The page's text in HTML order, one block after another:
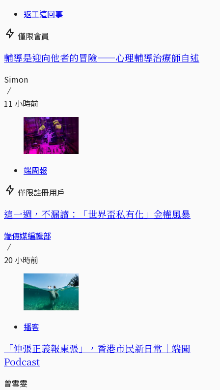
返工這回事
僅限會員
輔導是迎向他者的冒險——心理輔導治療師自述
Simon
11 小時前
端周報
僅限註冊用戶
這一週，不漏讀：「世界盃私有化」金權風暴
端傳媒編輯部
20 小時前
播客
「伸張正義報東張」，香港市民新日常｜端聞
Podcast
曾雪雯